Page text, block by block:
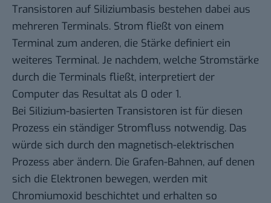
Transistoren auf Siliziumbasis bestehen dabei aus
mehreren Terminals. Strom fließt von einem
Terminal zum anderen, die Stärke definiert ein
weiteres Terminal. Je nachdem, welche Stromstärke
durch die Terminals fließt, interpretiert der
Computer das Resultat als 0 oder 1.
Bei Silizium-basierten Transistoren ist für diesen
Prozess ein ständiger Stromfluss notwendig. Das
würde sich durch den magnetisch-elektrischen
Prozess aber ändern. Die Grafen-Bahnen, auf denen
sich die Elektronen bewegen, werden mit
Chromiumoxid beschichtet und erhalten so